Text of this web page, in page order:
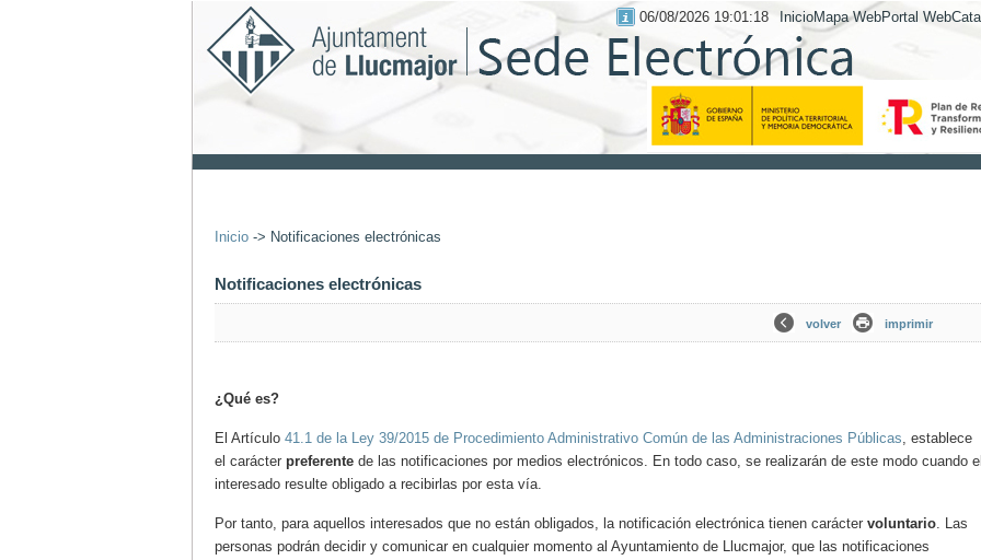
06/08/2026 19:01:19 InicioMapa WebPortal Web
Inicio-> Notificaciones electrónicas
Notificaciones electrónicas
volver imprimir
¿Qué es?
El Artículo 41.1 de la Ley 39/2015 de Procedimiento Administrativo Común de las Administraciones Públicas, establece
el carácter preferentede las notificaciones por medios electrónicos. En todo caso, se realizarán de este modo cuando
interesado resulte obligado a recibirlas por esta vía.
Por tanto, para aquellos interesados que no están obligados, la notificación electrónica tienen carácter voluntario. Las
personas podrán decidir y comunicar en cualquier momento al Ayuntamiento de Llucmajor, que las notificaciones